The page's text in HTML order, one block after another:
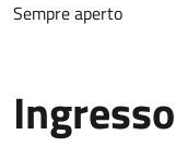
Sempre aperto
Ingresso